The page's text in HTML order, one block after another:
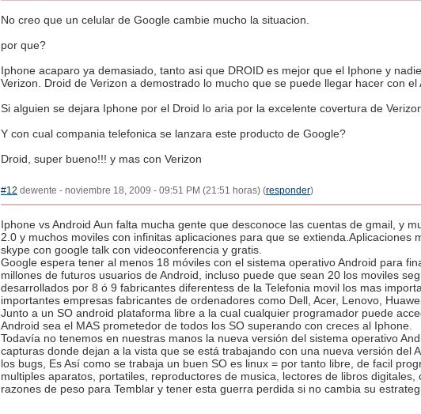
No creo que un celular de Google cambie mucho la situacion.
por que?
Iphone acaparo ya demasiado, tanto asi que DROID es mejor que el Iphone y
Verizon. Droid de Verizon a demostrado lo mucho que se puede llegar hacer con el
Si alguien se dejara Iphone por el Droid lo aria por la excelente covertura de
Y con cual compania telefonica se lanzara este producto de Google?
Droid, super bueno!!! y mas con Verizon
#12 dewente - noviembre 18, 2009 - 09:51 PM (21:51 horas) (responder)
Iphone vs Android Aun falta mucha gente que desconoce las cuentas de gmail, y
2.0 y muchos moviles con infinitas aplicaciones para que se
skype con google talk con videoconferencia y gratis.
Google espera tener al menos 18 móviles con el sistema operativo Android para
millones de futuros usuarios de Android, incluso puede que sean 20 los moviles
desarrollados por 8 ó 9 fabricantes diferentess de la Telefonia movil los mas
importantes empresas fabricantes de ordenadores como Dell, Acer, Lenovo,
Junto a un SO android plataforma libre a la cual cualquier programador puede
Android sea el MAS prometedor de todos los SO superando con creces al Iphone.
Todavía no tenemos en nuestras manos la nueva versión del sistema operativo
capturas donde dejan a la vista que se está trabajando con una nueva versión del
los bugs, Es Así como se trabaja un buen SO es linux = por tanto libre, de facil
multiples aparatos, portatiles, reproductores de musica, lectores de libros
razones de peso para Temblar y tener esta guerra perdida si no cambia su